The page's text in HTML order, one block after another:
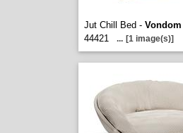
Jut Chill Bed - Vondom
44421
... [1 image(s)]